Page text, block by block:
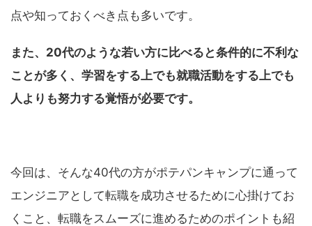
点や知っておくべき点も多いです。
また、20代のような若い方に比べると条件的に不利な
ことが多く、学習をする上でも就職活動をする上でも
人よりも努力する覚悟が必要です。
今回は、そんな40代の方がポテパンキャンプに通って
エンジニアとして転職を成功させるために心掛けてお
くこと、転職をスムーズに進めるためのポイントも紹